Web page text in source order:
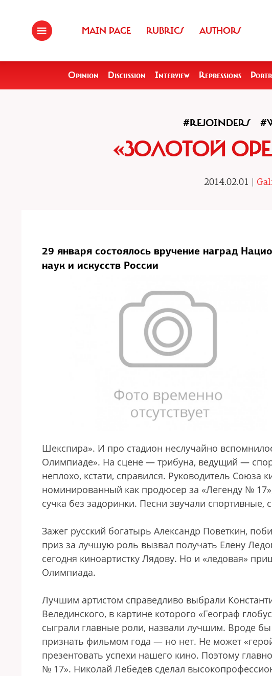
MAIN PAGE RUBRICS AUTHORS
Opinion Discussion Interview Repressions
#REJOINDERS
«ЗОЛОТОЙ
2014.02.01 |
29 января состоялось вручение наград
наук и искусств России
Шекспира». И про стадион неслучайно
Олимпиаде». На сцене — трибуна, ведущий —
неплохо, кстати, справился. Руководитель Союза
номинированный как продюсер за «Легенду №
сучка без задоринки. Песни звучали спортивные,
Зажег русский богатырь Александр Поветкин,
приз за лучшую роль вызвал получать Елену
сегодня киноартистку Лядову. Но и «ледовая»
Олимпиада.
Лучшим артистом справедливо выбрали
Велединского, в картине которого «Географ
сыграли главные роли, назвали лучшим. Вроде бы
признать фильмом года — но нет. Не может
презентовать успехи нашего кино. Поэтому
№ 17». Николай Лебедев сделал